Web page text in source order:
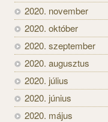
2020. november
2020. október
2020. szeptember
2020. augusztus
2020. július
2020. június
2020. május